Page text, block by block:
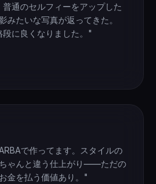
通のセルフィーをアップした
みたいな写真が返ってきた。
に良くなりました。"
で作ってます。スタイルの
ゃんと違う仕上がり——ただの
金を払う価値あり。"